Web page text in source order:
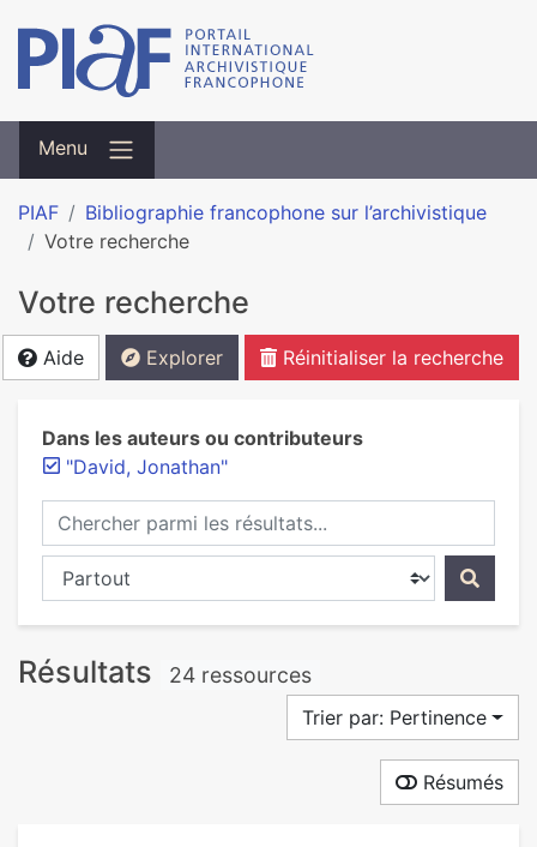
Menu
PIAF
Bibliographie francophone sur l’archivistique
Votre recherche
Votre recherche
Aide Explorer Réinitialiser la recherche
Dans les auteurs ou contributeurs
"David, Jonathan"
Chercher parmi les résultats...
Chercher dans...
Résultats 24 ressources
Trier par: Pertinence
Résumés